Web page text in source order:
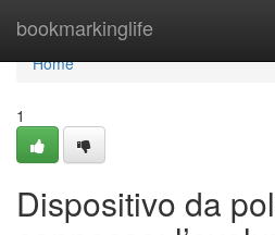
bookmarkinglife
Home
Home
1
Dispositivo da